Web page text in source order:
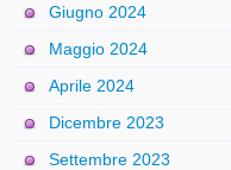
Giugno 2024
Maggio 2024
Aprile 2024
Dicembre 2023
Settembre 2023